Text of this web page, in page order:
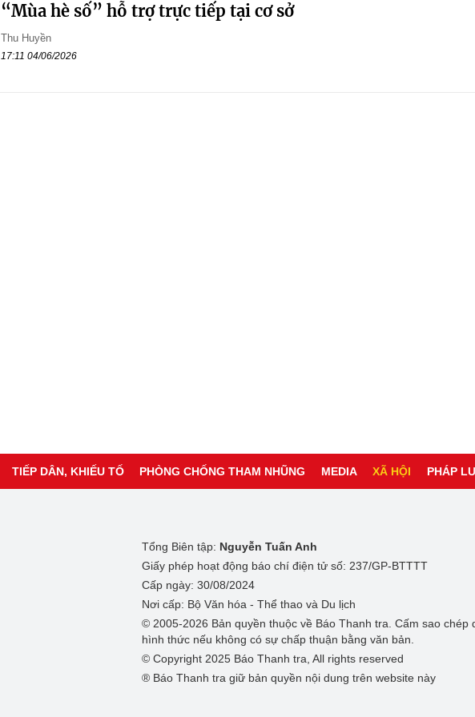
“Mùa hè số” hỗ trợ trực tiếp tại cơ sở
Thu Huyền
17:11 04/06/2026
TIẾP DÂN, KHIẾU TỐ PHÒNG CHỐNG THAM NHŨNG MEDIA XÃ HỘI PHÁP
Tổng Biên tập: Nguyễn Tuấn Anh
Giấy phép hoạt động báo chí điện tử số: 237/GP-BTTTT
Cấp ngày: 30/08/2024
Nơi cấp: Bộ Văn hóa - Thể thao và Du lịch
© 2005-2026 Bản quyền thuộc về Báo Thanh tra. Cấm sao chép
hình thức nếu không có sự chấp thuận bằng văn bản.
© Copyright 2025 Báo Thanh tra, All rights reserved
® Báo Thanh tra giữ bản quyền nội dung trên website này